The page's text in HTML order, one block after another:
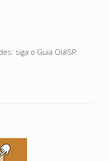
siga o Guia Olá!SP